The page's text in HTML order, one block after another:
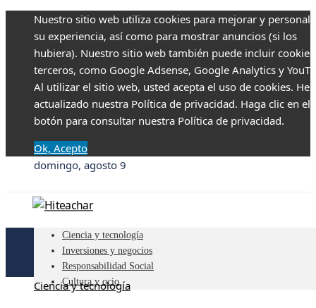
Nuestro sitio web utiliza cookies para mejorar y
su experiencia, así como para mostrar anuncios (si los
hubiera). Nuestro sitio web también puede incluir
terceros, como Google Adsense, Google Analytics y
Al utilizar el sitio web, usted acepta el uso de cookies.
actualizado nuestra Política de privacidad. Haga clic en el
botón para consultar nuestra Política de privacidad.
Ok, Acepto
domingo, agosto 9
Ciencia y tecnología
Inversiones y negocios
Responsabilidad Social
Cultura y ocio
Ciencia y tecnología